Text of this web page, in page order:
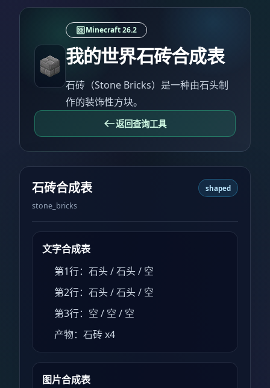
Minecraft 26.2
我的世界石砖合成表
石砖（Stone Bricks）是一种由石头制
作的装饰性方块。
返回查询工具
石砖合成表
stone_bricks
shaped
文字合成表
第1行：石头 / 石头 / 空
第2行：石头 / 石头 / 空
第3行：空 / 空 / 空
产物：石砖 x4
图片合成表